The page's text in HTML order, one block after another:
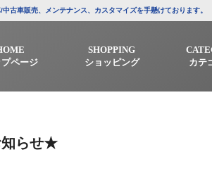
古車販売、メンテナンス、カスタマイズを手懸けております。
プページ
SHOPPING
ショッピング
カテ
らせ★